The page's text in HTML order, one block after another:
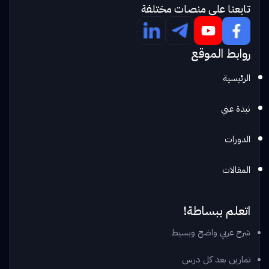
تابعنا علي منصات مختلفة
روابط الموقع
الرئيسية
نبذة عني
الدورات
المقالات
اتعلم ببساطة!
شرح عربي واضح وبسيط
تمارين بعد كل درس